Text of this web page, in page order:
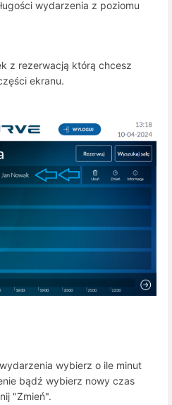
wydarzenia z poziomu
z rezerwacją którą chcesz
ekranu.
wybierz o ile minut
bądź wybierz nowy czas
"Zmień".